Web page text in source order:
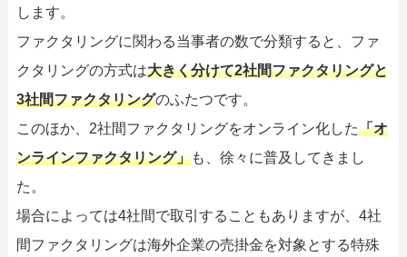
します。
ファクタリングに関わる当事者の数で分類すると、ファ
クタリングの方式は大きく分けて2社間ファクタリングと
3社間ファクタリングのふたつです。
このほか、2社間ファクタリングをオンライン化した「オ
ンラインファクタリング」も、徐々に普及してきまし
た。
場合によっては4社間で取引することもありますが、4社
間ファクタリングは海外企業の売掛金を対象とする特殊